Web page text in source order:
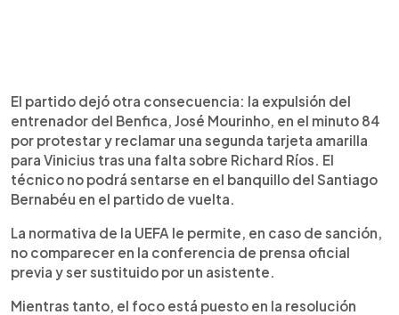
El partido dejó otra consecuencia: la expulsión del
entrenador del Benfica, José Mourinho, en el minuto 84
por protestar y reclamar una segunda tarjeta amarilla
para Vinicius tras una falta sobre Richard Ríos. El
técnico no podrá sentarse en el banquillo del Santiago
Bernabéu en el partido de vuelta.
La normativa de la UEFA le permite, en caso de sanción,
no comparecer en la conferencia de prensa oficial
previa y ser sustituido por un asistente.
Mientras tanto, el foco está puesto en la resolución